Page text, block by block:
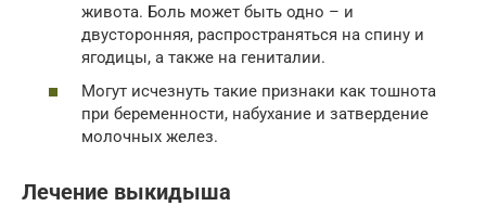
живота. Боль может быть одно – и
двусторонняя, распространяться на спину и
ягодицы, а также на гениталии.
Могут исчезнуть такие признаки как тошнота
при беременности, набухание и затвердение
молочных желез.
Лечение выкидыша